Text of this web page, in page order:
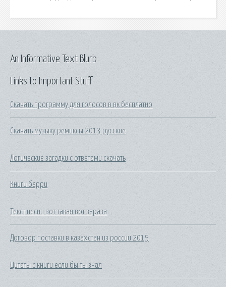
Links to Important Stuff
Скачать программу для голосов в вк бесплатно
Скачать музыку ремиксы 2013 русские
Логические загадки с ответами скачать
Книги берри
Текст песни вот такая вот зараза
Договор поставки в казахстан из россии 2015
Цитаты с книги если бы ты знал
An Informative Text Blurb